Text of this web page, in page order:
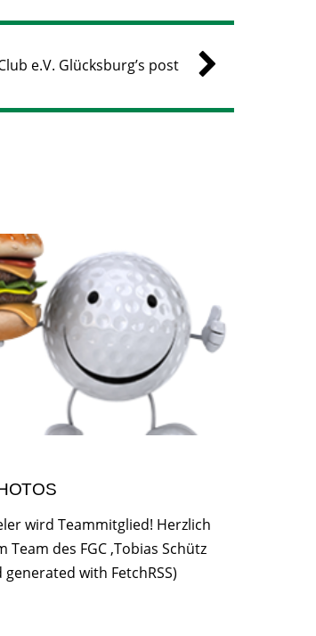
e.V. Glücksburg’s post
wird Teammitglied! Herzlich
Team des FGC ,Tobias Schütz
generated with FetchRSS)